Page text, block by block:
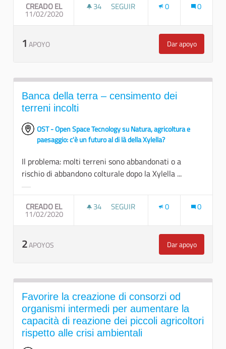
CREADO EL
11/02/2020
34 34 SEGUIDORAS
SEGUIR 0 0
1 APOYO Dar apoyo
Valutare le
Banca della terra – censimento dei
terreni incolti
OST - Open Space Tecnology su Natura, agricoltura e
paesaggio: c'è un futuro al di là della Xylella?
Il problema: molti terreni sono abbandonati o a
rischio di abbandono colturale dopo la Xylella ...
CREADO EL
11/02/2020
34 34 SEGUIDORAS
SEGUIR 0 0
2APOYOS Dar apoyo
Banca della
Favorire la creazione di consorzi od
organismi intermedi per aumentare la
capacità di reazione dei piccoli agricoltori
rispetto alle crisi ambientali